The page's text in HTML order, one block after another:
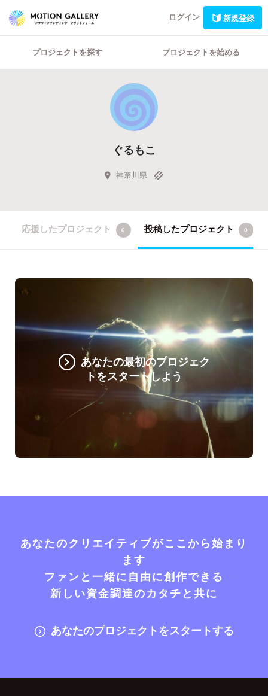
ログイン 新規登録
プロジェクトを探す プロジェクトを始める
ぐるもこ
神奈川県
応援したプロジェクト 6 投稿したプロジェクト 0
あなたの最初のプロジェク
トをスタートしよう
あなたのクリエイティブがここから始まり
ます
ファンと一緒に自由に創作できる
新しい資金調達のカタチと共に
あなたのプロジェクトをスタートする